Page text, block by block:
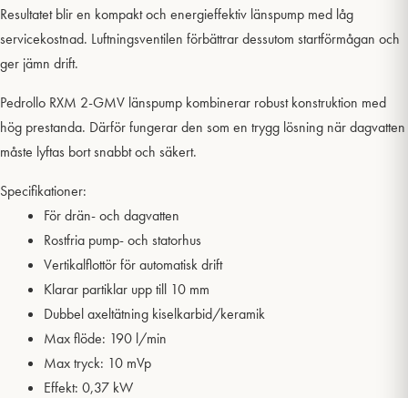
Resultatet blir en kompakt och energieffektiv länspump med låg
servicekostnad. Luftningsventilen förbättrar dessutom startförmågan och
ger jämn drift.
Pedrollo RXM 2-GMV länspump kombinerar robust konstruktion med
hög prestanda. Därför fungerar den som en trygg lösning när dagvatten
måste lyftas bort snabbt och säkert.
Specifikationer:
För drän- och dagvatten
Rostfria pump- och statorhus
Vertikalflottör för automatisk drift
Klarar partiklar upp till 10 mm
Dubbel axeltätning kiselkarbid/keramik
Max flöde: 190 l/min
Max tryck: 10 mVp
Effekt: 0,37 kW